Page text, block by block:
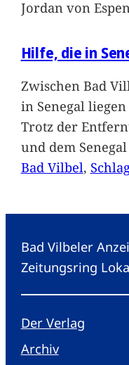
Jordan von
Hilfe, die in
Zwischen Bad
in Senegal
Trotz der
und dem Senegal
Bad Vilbel,
Bad Vilbeler
Zeitungsring
Der Verlag
Archiv